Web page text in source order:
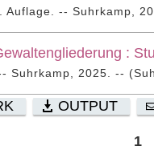
Auflage. -- Suhrkamp,
:
Suhrkamp, 2025. --
OUTPUT
1